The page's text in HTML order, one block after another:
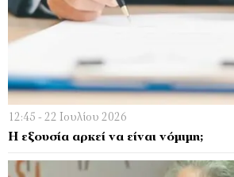
12:45 - 22 Ιουλίου 2026
Η εξουσία αρκεί να είναι νόμιμη;